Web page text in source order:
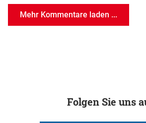
Mehr Kommentare laden ...
Folgen Sie uns